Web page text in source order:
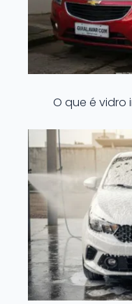
O que é vidro